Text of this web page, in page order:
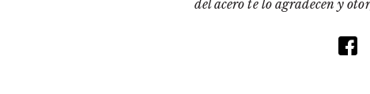
del acero te lo agradecen y